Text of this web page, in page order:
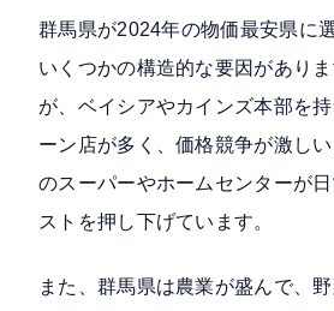
群馬県が2024年の物価最安県に
いくつかの構造的な要因があり
が、 ベイシアやカインズ本部を
ーン店が多く、価格競争が激しい
のスーパーやホームセンターが
ストを押し下げています。
また、群馬県は農業が盛んで、